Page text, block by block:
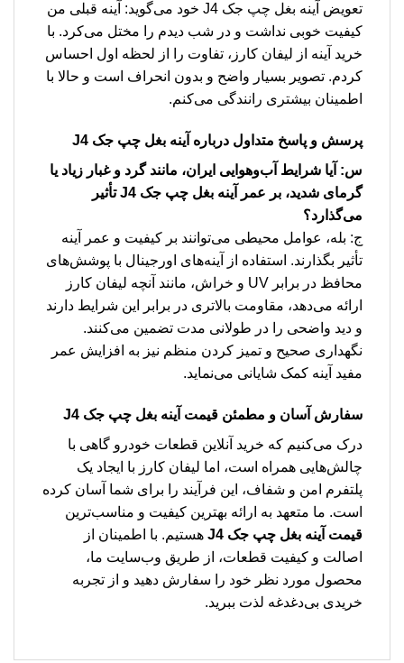
تعویض آینه بغل چپ جک J4 خود می‌گوید: آینه قبلی من
کیفیت خوبی نداشت و در شب دیدم را مختل می‌کرد. با
خرید آینه از لیفان کارز، تفاوت را از لحظه اول احساس
کردم. تصویر بسیار واضح و بدون انحراف است و حالا با
اطمینان بیشتری رانندگی می‌کنم.
پرسش و پاسخ متداول درباره آینه بغل چپ جک J4
س: آیا شرایط آب‌وهوایی ایران، مانند گرد و غبار زیاد یا
گرمای شدید، بر عمر آینه بغل چپ جک J4 تأثیر
می‌گذارد؟
ج: بله، عوامل محیطی می‌توانند بر کیفیت و عمر آینه
تأثیر بگذارند. استفاده از آینه‌های اورجینال با پوشش‌های
محافظ در برابر UV و خراش، مانند آنچه لیفان کارز
ارائه می‌دهد، مقاومت بالاتری در برابر این شرایط دارند
و دید واضحی را در طولانی مدت تضمین می‌کنند.
نگهداری صحیح و تمیز کردن منظم نیز به افزایش عمر
مفید آینه کمک شایانی می‌نماید.
سفارش آسان و مطمئن قیمت آینه بغل چپ جک J4
درک می‌کنیم که خرید آنلاین قطعات خودرو گاهی با
چالش‌هایی همراه است، اما لیفان کارز با ایجاد یک
پلتفرم امن و شفاف، این فرآیند را برای شما آسان کرده
است. ما متعهد به ارائه بهترین کیفیت و مناسب‌ترین
قیمت آینه بغل چپ جک J4
هستیم. با اطمینان از
اصالت و کیفیت قطعات، از طریق وب‌سایت ما،
محصول مورد نظر خود را سفارش دهید و از تجربه
خریدی بی‌دغدغه لذت ببرید.